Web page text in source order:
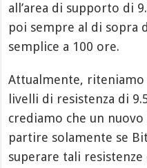
all’area di supporto di
poi sempre al di sopra
semplice a 100 ore.
Attualmente,
livelli di resistenza di
crediamo che un
partire solamente se
superare tali